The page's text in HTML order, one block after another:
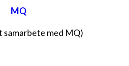
MQ
samarbete med MQ)